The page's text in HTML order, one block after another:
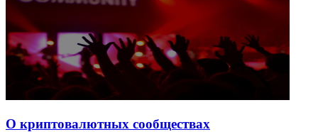
О криптовалютных сообществах